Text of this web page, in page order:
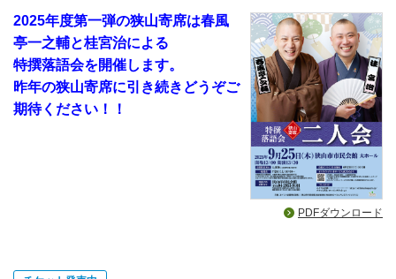
2025年度第一弾の狭山寄席は春風
亭一之輔と桂宮治による
特撰落語会を開催します。
昨年の狭山寄席に引き続きどうぞご
期待ください！！
PDFダウンロード